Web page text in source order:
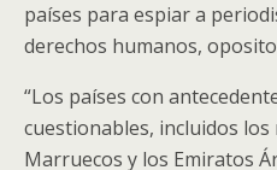
países para espiar a
derechos humanos,
“Los países con
cuestionables, incluidos
Marruecos y los Emiratos